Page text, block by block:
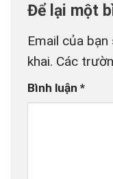
Để lại một
Email của
khai. Các
Bình luận *